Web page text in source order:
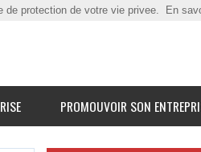
PROMOUVOIR SON
de protection de votre vie privee. En